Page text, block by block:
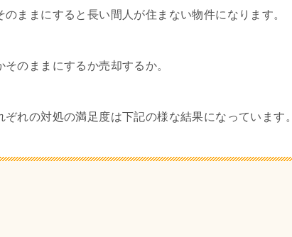
ままにすると長い間人が住まない物件になります。
のままにするか売却するか。
れの対処の満足度は下記の様な結果になっています。